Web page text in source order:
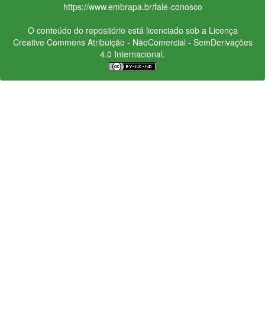
https://www.embrapa.br/fale-conosco
O conteúdo do repositório está licenciado sob a Licença
Creative CommonsAtribuição - NãoComercial - SemDerivações
4.0 Internacional.